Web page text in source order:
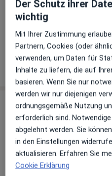
Telefonnummer
06131 2...
Mehr
Erfahrungen
Der Schutz ihrer
wichtig
Mit Ihrer Zustimmung
Partnern, Cookies (oder
verwenden, um Daten für
Inhalte zu liefern, die auf
basieren. Wenn Sie nur
werden wir nur diejenigen
ordnungsgemäße Nutzung
erforderlich sind.
abgelehnt werden. Sie
in den Einstellungen
aktualisieren. Erfahren Sie
Cookie Erklärung